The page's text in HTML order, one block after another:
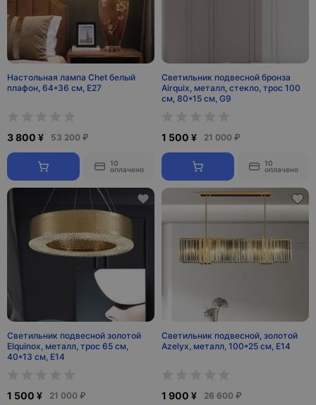
Настольная лампа Chet белый
плафон, 64*36 см, E27
3 800 ¥ 53 200 ₽
10
оплачено
Светильник подвесной бронза
Airquix, металл, стекло, трос 100
см, 80*15 см, G9
1 500 ¥ 21 000 ₽
10
оплачено
Светильник подвесной золотой
Elquinox, металл, трос 65 см,
40*13 см, Е14
1 500 ¥ 21 000 ₽
Светильник подвесной, золотой
Azelyx, металл, 100*25 см, E14
1 900 ¥ 26 600 ₽